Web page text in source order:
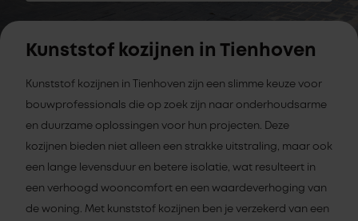
Kunststof kozijnen in Tienhoven
Kunststof kozijnen in Tienhoven zijn een slimme keuze voor
bouwprofessionals die op zoek zijn naar onderhoudsarme
en duurzame oplossingen voor hun projecten. Deze
kozijnen bieden niet alleen een strakke uitstraling, maar ook
een lange levensduur en betere isolatie, wat resulteert in
een verhoogd wooncomfort en een waardeverhoging van
de woning. Met kunststof kozijnen ben je verzekerd van een